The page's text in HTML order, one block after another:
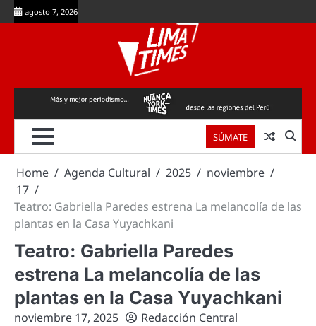
Skip
to
agosto 7, 2026
SÚMATE
Home Agenda Cultural 2025
noviembre
17
Teatro: Gabriella Paredes estrena La melancolía de las
plantas en la Casa Yuyachkani
Teatro: Gabriella Paredes
estrena La melancolía de las
plantas en la Casa Yuyachkani
noviembre 17, 2025 Redacción Central